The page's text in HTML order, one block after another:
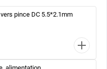
pince DC 5.5*2.1mm